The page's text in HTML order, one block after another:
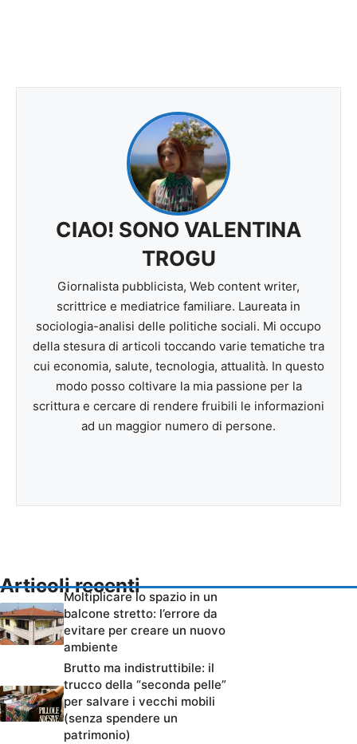
CIAO! SONO VALENTINA
TROGU
Giornalista pubblicista, Web content writer,
scrittrice e mediatrice familiare. Laureata in
sociologia-analisi delle politiche sociali. Mi occupo
della stesura di articoli toccando varie tematiche tra
cui economia, salute, tecnologia, attualità. In questo
modo posso coltivare la mia passione per la
scrittura e cercare di rendere fruibili le informazioni
ad un maggior numero di persone.
Articoli recenti
Moltiplicare lo spazio in un
balcone stretto: l’errore da
evitare per creare un nuovo
ambiente
Brutto ma indistruttibile: il
trucco della “seconda pelle”
per salvare i vecchi mobili
(senza spendere un
patrimonio)